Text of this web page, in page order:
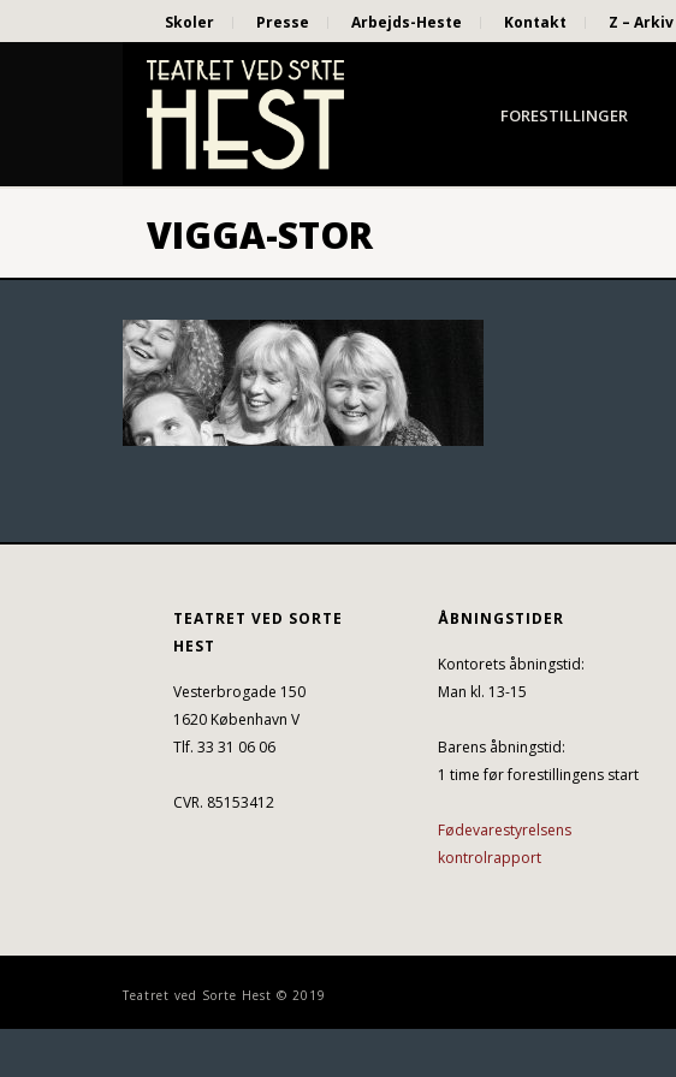
Skoler Presse Arbejds-Heste Kontakt Z – Arkiv
FORESTILLINGER
VIGGA-STOR
TEATRET VED SORTE
HEST
Vesterbrogade 150
1620 København V
Tlf. 33 31 06 06
CVR. 85153412
ÅBNINGSTIDER
Kontorets åbningstid:
Man kl. 13-15
Barens åbningstid:
1 time før forestillingens start
Fødevarestyrelsens
kontrolrapport
Teatret ved Sorte Hest © 2019